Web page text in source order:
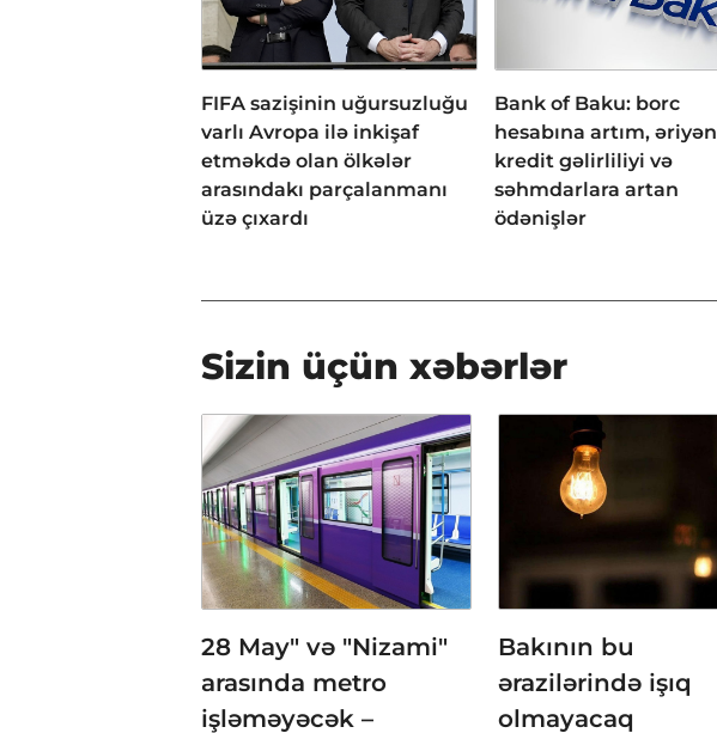
FIFA sazişinin uğursuzluğu
varlı Avropa ilə inkişaf
etməkdə olan ölkələr
arasındakı parçalanmanı
üzə çıxardı
Bank of Baku: borc
hesabına artım, əriyən
kredit gəlirliliyi və
səhmdarlara artan
ödənişlər
Sizin üçün xəbərlər
28 May" və "Nizami"
arasında metro
işləməyəcək –
Bakının bu
ərazilərində işıq
olmayacaq